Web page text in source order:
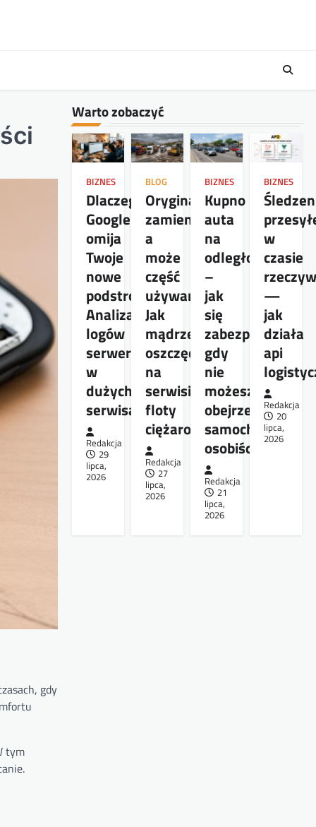
gdy
tym
Warto zobaczyć
BIZNES
Dlaczego
Google
omija
Twoje
nowe
podstrony?
Analiza
logów
serwera
w
dużych
serwisach
Redakcja
29
lipca,
2026
BLOG
Oryginał,
zamiennik,
a
może
część
używana?
Jak
mądrze
oszczędzać
na
serwisie
floty
ciężarowej
Redakcja
27
lipca,
2026
BIZNES
Kupno
auta
na
odległość
–
jak
się
zabezpieczyć,
gdy
nie
możesz
obejrzeć
samochodu
osobiście
Redakcja
21
lipca,
2026
BIZNES
w
czasie
—
jak
działa
api
Redakcja
20
lipca,
2026